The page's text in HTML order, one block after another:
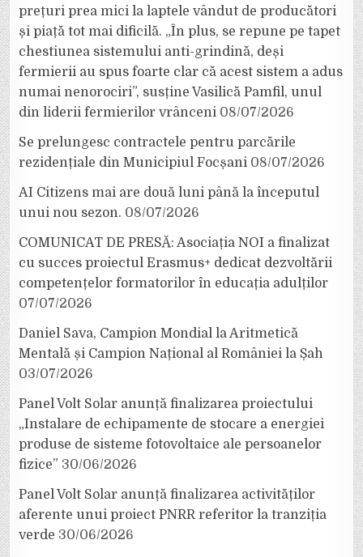
prețuri prea mici la laptele vândut de producători
și piață tot mai dificilă. „În plus, se repune pe tapet
chestiunea sistemului anti-grindină, deși
fermierii au spus foarte clar că acest sistem a adus
numai nenorociri”, susține Vasilică Pamfil, unul
din liderii fermierilor vrânceni 08/07/2026
Se prelungesc contractele pentru parcările
rezidențiale din Municipiul Focșani 08/07/2026
AI Citizens mai are două luni până la începutul
unui nou sezon. 08/07/2026
COMUNICAT DE PRESĂ: Asociația NOI a finalizat
cu succes proiectul Erasmus+ dedicat dezvoltării
competențelor formatorilor în educația adulților
07/07/2026
Daniel Sava, Campion Mondial la Aritmetică
Mentală și Campion Național al României la Șah
03/07/2026
Panel Volt Solar anunță finalizarea proiectului
„Instalare de echipamente de stocare a energiei
produse de sisteme fotovoltaice ale persoanelor
fizice” 30/06/2026
Panel Volt Solar anunță finalizarea activităților
aferente unui proiect PNRR referitor la tranziția
verde 30/06/2026